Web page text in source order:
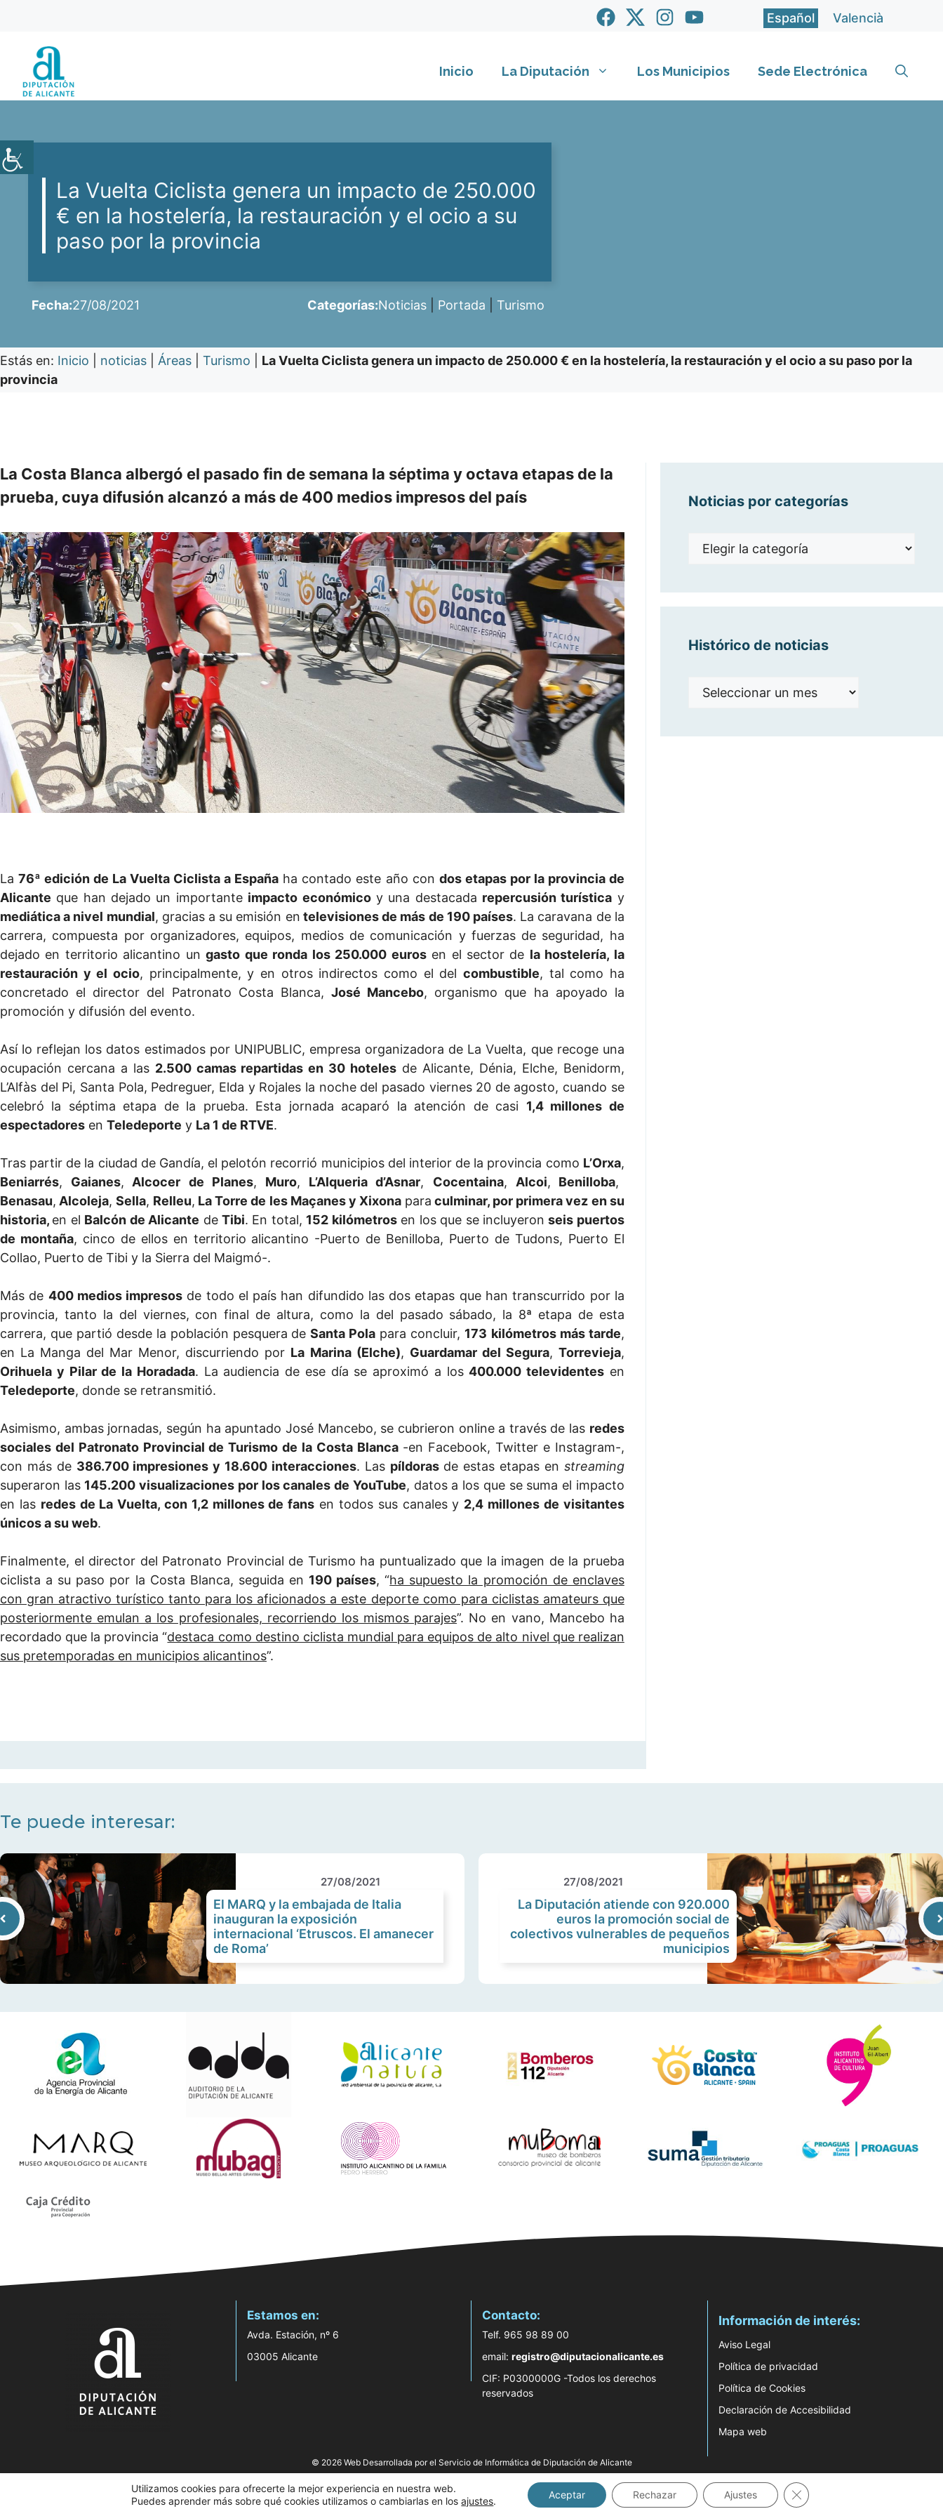
contenido
Español Valencià
Inicio La Diputación Los Municipios Sede Electrónica
La Vuelta Ciclista genera un impacto de 250.000
€ en la hostelería, la restauración y el ocio a su
paso por la provincia
Fecha:27/08/2021 Categorías:Noticias Portada Turismo
Estás en: Inicio noticias Áreas Turismo
La Vuelta Ciclista genera un impacto de 250.000 € en la hostelería, la restauración y el ocio a su paso por la
provincia
La Costa Blanca albergó el pasado fin de semana la séptima y octava etapas de la
prueba, cuya difusión alcanzó a más de 400 medios impresos del país
La76ª edición de La Vuelta Ciclista a España ha contado este año con dos etapas por la provincia de
Alicante que han dejado un importante impacto económicoy una destacada repercusión turística y
mediática a nivel mundial, gracias a su emisión en televisiones de más de 190 países. La caravana de la
carrera, compuesta por organizadores, equipos, medios de comunicación y fuerzas de seguridad, ha
dejado en territorio alicantino ungasto que ronda los 250.000 eurosen el sector de la hostelería, la
restauración y el ocio, principalmente, y en otros indirectos como el del combustible, tal como ha
concretado el director del Patronato Costa Blanca, José Mancebo, organismo que ha apoyado la
promoción y difusión del evento.
Así lo reflejan los datos estimados por UNIPUBLIC, empresa organizadora de La Vuelta, que recoge una
ocupación cercana a las 2.500 camas repartidas en 30 hoteles de Alicante, Dénia, Elche, Benidorm,
L’Alfàs del Pi, Santa Pola, Pedreguer, Elda y Rojales la noche del pasado viernes 20 de agosto, cuando se
celebró la séptima etapa de la prueba. Esta jornada acaparó la atención de casi 1,4 millones de
espectadores en Teledeporte y La 1 de RTVE.
Tras partir de la ciudad de Gandía, el pelotón recorrió municipios del interior de la provincia como L’Orxa,
Beniarrés, Gaianes, Alcocer de Planes, Muro, L’Alqueria d’Asnar, Cocentaina, Alcoi, Benilloba,
Benasau, Alcoleja,Sella, Relleu, La Torre de les Maçanes y Xixona para culminar, por primera vez en su
historia, en el Balcón de Alicante deTibi. En total, 152 kilómetrosen los que se incluyeronseis puertos
de montaña, cinco de ellos en territorio alicantino -Puerto de Benilloba, Puerto de Tudons, Puerto El
Collao, Puerto de Tibi y la Sierra del Maigmó-.
Más de 400 medios impresos de todo el país han difundido las dos etapas que han transcurrido por la
provincia, tanto la del viernes, con final de altura, como la del pasado sábado, la 8ª etapa de esta
carrera, que partió desde la población pesquera deSanta Pola para concluir, 173 kilómetros más tarde,
en La Manga del Mar Menor, discurriendo por La Marina (Elche), Guardamar del Segura, Torrevieja,
Orihuela y Pilar de la Horadada. La audiencia de ese día se aproximó a los400.000 televidentes en
Teledeporte, donde se retransmitió.
Asimismo, ambas jornadas, según ha apuntado José Mancebo, se cubrieron online a través de las redes
sociales del Patronato Provincial de Turismo de la Costa Blanca-en Facebook, Twitter e Instagram-,
con más de 386.700 impresiones y 18.600 interacciones. Las píldorasde estas etapas en streaming
superaron las 145.200 visualizaciones por los canales de YouTube, datos a los que se suma el impacto
en las redes de La Vuelta, con 1,2 millones de fans en todos sus canales y 2,4 millones de visitantes
únicos a su web.
Finalmente, el director del Patronato Provincial de Turismo ha puntualizado que la imagen de la prueba
ciclista a su paso por la Costa Blanca, seguida en 190 países, “ha supuesto la promoción de enclaves
con gran atractivo turístico tanto para los aficionados a este deporte como para ciclistas amateurs que
posteriormente emulan a los profesionales, recorriendo los mismos parajes”. No en vano, Mancebo ha
recordado que la provincia “destaca como destino ciclista mundial para equipos de alto nivel que realizan
sus pretemporadas en municipios alicantinos”.
Noticias por categorías
Noticias
Histórico de noticias
Histórico
Te puede interesar:
27/08/2021
El MARQ y la embajada de Italia
inauguran la exposición
internacional ‘Etruscos. El amanecer
de Roma’
27/08/2021
La Diputación atiende con 920.000
euros la promoción social de
colectivos vulnerables de pequeños
municipios
Estamos en:
Avda. Estación, nº 6
03005 Alicante
Contacto:
Telf. 965 98 89 00
email: registro@diputacionalicante.es
CIF: P0300000G -Todos los derechos
reservados
Información de interés:
Aviso Legal
Política de privacidad
Política de Cookies
Declaración de Accesibilidad
Mapa web
© 2026 Web Desarrollada por el Servicio de Informática de Diputación de Alicante
Utilizamos cookies para ofrecerte la mejor experiencia en nuestra web.
Puedes aprender más sobre qué cookies utilizamos o cambiarlas en losajustes.
Aceptar Rechazar Ajustes Cerrar el banner de cookies